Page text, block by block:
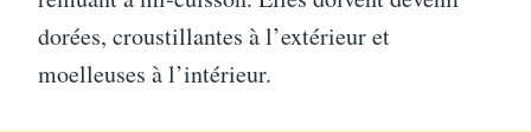
dorées, croustillantes à l’extérieur et
moelleuses à l’intérieur.